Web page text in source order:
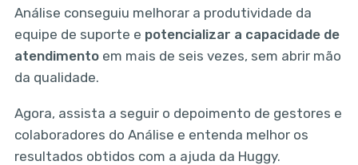
Análise conseguiu melhorar a produtividade da
equipe de suporte e potencializar a capacidade de
atendimentoem mais de seis vezes, sem abrir mão
da qualidade.
Agora, assista a seguir o depoimento de gestores e
colaboradores do Análise e entenda melhor os
resultados obtidos com a ajuda da Huggy.